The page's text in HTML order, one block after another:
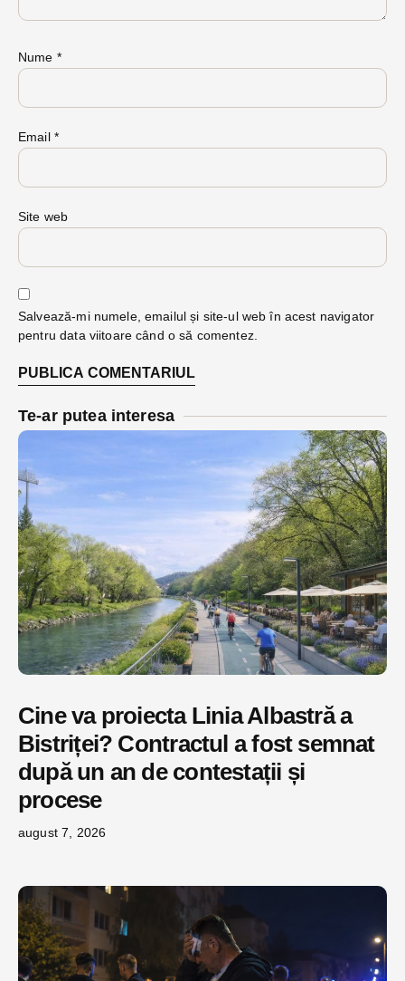
Nume *
Email *
Site web
Salvează-mi numele, emailul și site-ul web în acest navigator
pentru data viitoare când o să comentez.
Te-ar putea interesa
Cine va proiecta Linia Albastră a
Bistriței? Contractul a fost semnat
după un an de contestații și
procese
august 7, 2026